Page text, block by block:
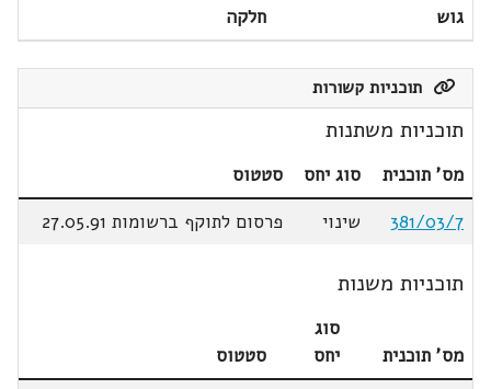
גוש חלקה
תוכניות קשורות
תוכניות משתנות
מס' תוכנית סוג יחס
סטטוס
381/03/7
שינוי פרסום לתוקף ברשומות 27.05.91
תוכניות משנות
מס' תוכנית
סוג
יחס
סטטוס